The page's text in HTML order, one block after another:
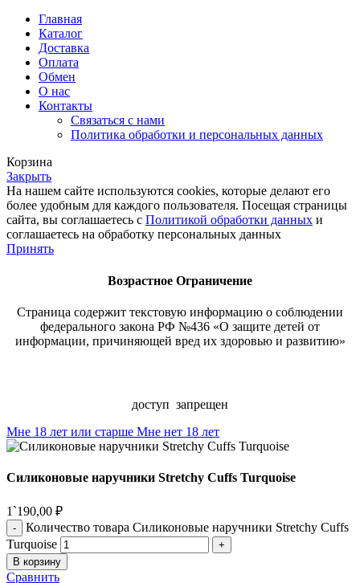
Главная
Каталог
Доставка
Оплата
Обмен
О нас
Контакты
Связаться с нами
Политика обработки и персональных данных
Корзина
Закрыть
На нашем сайте используются cookies, которые делают его
более удобным для каждого пользователя. Посещая страницы
сайта, вы соглашаетесь с Политикой обработки данных и
соглашаетесь на обработку персональных данных
Принять
Возрастное Ограничение
Страница содержит текстовую информацию о соблюдении
федерального закона РФ №436 «О защите детей от
информации, причиняющей вред их здоровью и развитию»
доступ запрещен
Мне 18 лет или старше Мне нет 18 лет
Силиконовые наручники Stretchy Cuffs Turquoise
1`190,00 ₽
Количество товара Силиконовые наручники Stretchy Cuffs
Turquoise
В корзину
Сравнить